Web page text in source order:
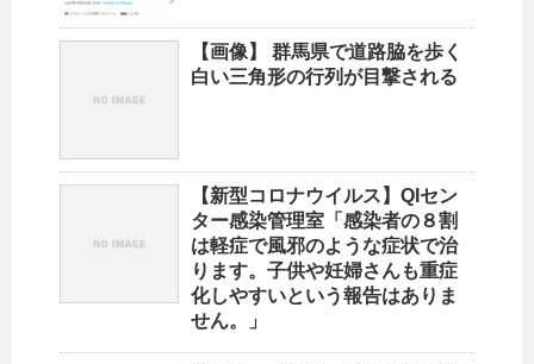
【画像】 群馬県で道路脇を歩く
白い三角形の行列が目撃される
【新型コロナウイルス】QIセン
ター感染管理室「感染者の８割
は軽症で風邪のような症状で治
ります。子供や妊婦さんも重症
化しやすいという報告はありま
せん。」